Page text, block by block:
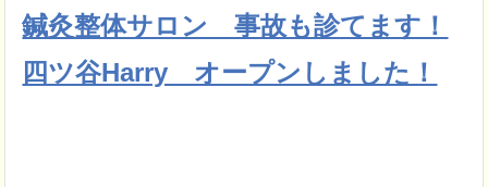
鍼灸整体サロン 事故も診てます！
四ツ谷Harry オープンしました！